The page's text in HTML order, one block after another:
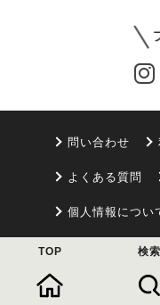
問い合わせ
よくある質問
個人情報につい
©
TOP 検索